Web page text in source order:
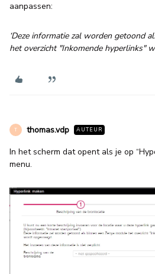
aanpassen:
‘Deze informatie zal worden getoond
het overzicht "Inkomende hyperlinks"
T thomas.vdp AUTEUR
In het scherm dat opent als je op
menu.